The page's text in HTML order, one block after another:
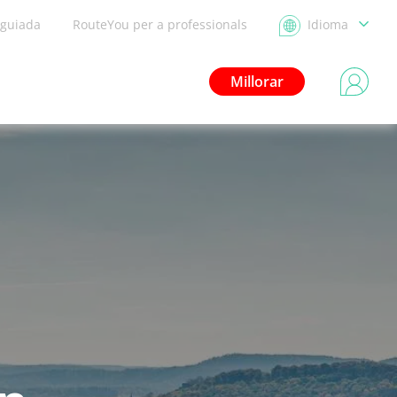
RouteYou per a professionals Idioma
Millorar